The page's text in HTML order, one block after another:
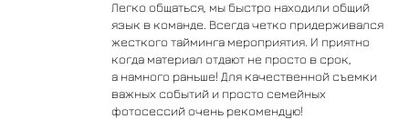
Легко общаться, мы быстро находили общий
язык в команде. Всегда четко придерживался
жесткого тайминга мероприятия. И приятно
когда материал отдают не просто в срок,
а намного раньше! Для качественной съемки
важных событий и просто семейных
фотосессий очень рекомендую!